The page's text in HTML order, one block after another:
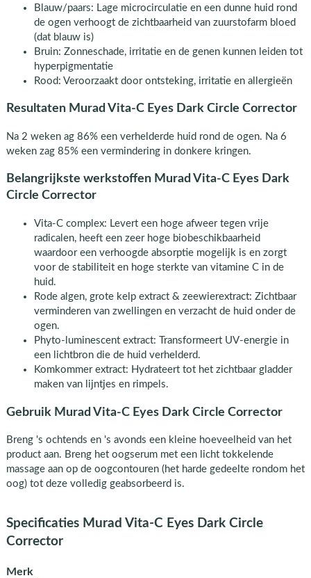
Blauw/paars: Lage microcirculatie en een dunne huid rond
de ogen verhoogt de zichtbaarheid van zuurstofarm bloed
(dat blauw is)
Bruin: Zonneschade, irritatie en de genen kunnen leiden tot
hyperpigmentatie
Rood: Veroorzaakt door ontsteking, irritatie en allergieën
Resultaten Murad Vita-C Eyes Dark Circle Corrector
Na 2 weken ag 86% een verhelderde huid rond de ogen. Na 6
weken zag 85% een vermindering in donkere kringen.
Belangrijkste werkstoffen Murad Vita-C Eyes Dark
Circle Corrector
Vita-C complex: Levert een hoge afweer tegen vrije
radicalen, heeft een zeer hoge biobeschikbaarheid
waardoor een verhoogde absorptie mogelijk is en zorgt
voor de stabiliteit en hoge sterkte van vitamine C in de
huid.
Rode algen, grote kelp extract & zeewierextract: Zichtbaar
verminderen van zwellingen en verzacht de huid onder de
ogen.
Phyto-luminescent extract: Transformeert UV-energie in
een lichtbron die de huid verhelderd.
Komkommer extract: Hydrateert tot het zichtbaar gladder
maken van lijntjes en rimpels.
Gebruik Murad Vita-C Eyes Dark Circle Corrector
Breng 's ochtends en 's avonds een kleine hoeveelheid van het
product aan. Breng het oogserum met een licht tokkelende
massage aan op de oogcontouren (het harde gedeelte rondom het
oog) tot deze volledig geabsorbeerd is.
Specificaties Murad Vita-C Eyes Dark Circle
Corrector
Merk